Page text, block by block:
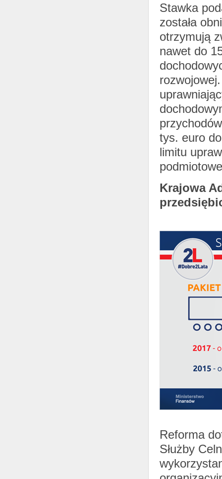
Stawka
została
otrzymują
nawet do
tys. euro
limitu
Krajowa
Reforma
Służby